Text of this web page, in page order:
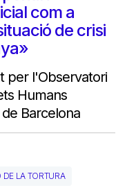
com a
de crisi
per l'Observatori
Humans
Barcelona
DE LA TORTURA